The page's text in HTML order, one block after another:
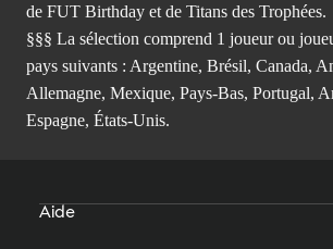
de FUT Birthday et de Titans des Trophées.
§§§ La sélection comprend 1 joueur ou
pays suivants : Argentine, Brésil, Canada,
Allemagne, Mexique, Pays-Bas, Portugal,
Espagne, États-Unis.
Aide